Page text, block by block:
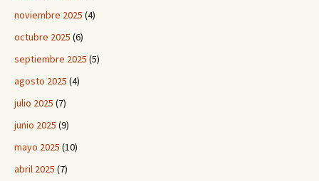
noviembre 2025 (4)
octubre 2025 (6)
septiembre 2025 (5)
agosto 2025 (4)
julio 2025 (7)
junio 2025 (9)
mayo 2025 (10)
abril 2025 (7)